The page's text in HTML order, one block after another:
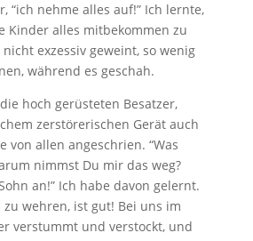
“ich nehme alles auf!” Ich lernte,
Kinder alles mitbekommen zu
exzessiv geweint, so wenig
während es geschah.
hoch gerüsteten Besatzer,
zerstörerischen Gerät auch
von allen angeschrien. “Was
nimmst Du mir das weg?
an!” Ich habe davon gelernt.
zu wehren, ist gut! Bei uns im
verstummt und verstockt, und